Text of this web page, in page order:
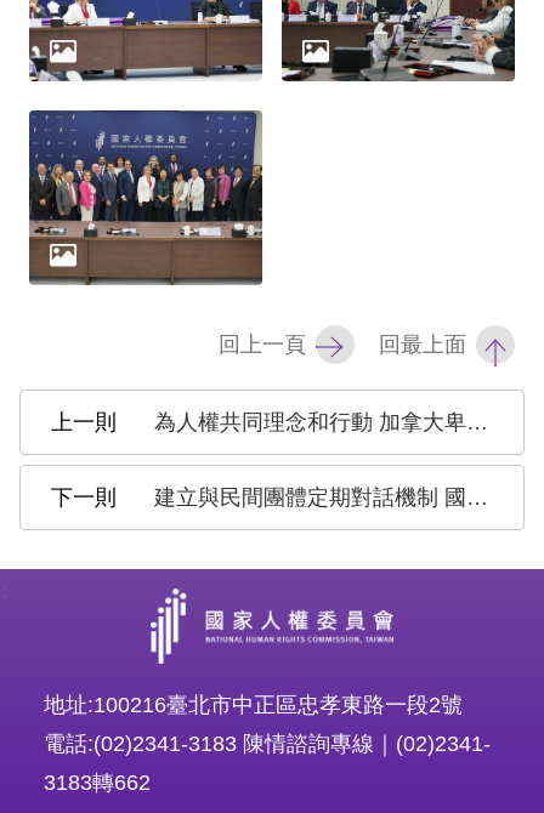
隱
私
權
保
護
政
策
站
料
回上一頁 回最上面
為人權共同理念和行動 加拿大卑詩省人權審裁處Emily Ohler主席回訪國家人權委員會
建立與民間團體定期對話機制 國家人權委員會辦理民間廣泛參與對話平台會議
地址:100216臺北市中正區忠孝東路一段2號
電話:(02)2341-3183 陳情諮詢專線｜(02)2341-
3183轉662